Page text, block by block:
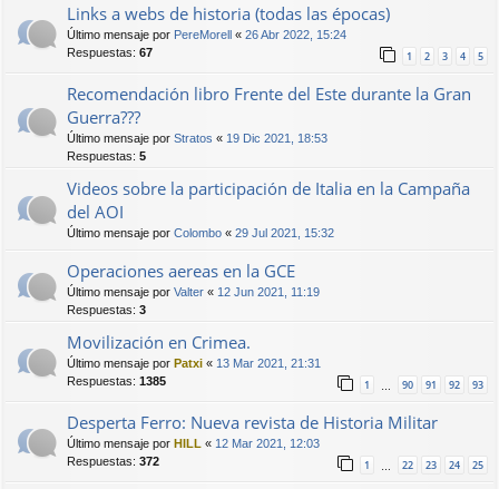
Links a webs de historia (todas las épocas)
Último mensaje por PereMorell « 26 Abr 2022, 15:24
Respuestas: 67 1 2 3 4 5
Recomendación libro Frente del Este durante la Gran
Guerra???
Último mensaje por Stratos « 19 Dic 2021, 18:53
Respuestas: 5
Videos sobre la participación de Italia en la Campaña
del AOI
Último mensaje por Colombo « 29 Jul 2021, 15:32
Operaciones aereas en la GCE
Último mensaje por Valter « 12 Jun 2021, 11:19
Respuestas: 3
Movilización en Crimea.
Último mensaje por Patxi « 13 Mar 2021, 21:31
Respuestas: 1385 1 90 91 92 93
Desperta Ferro: Nueva revista de Historia Militar
Último mensaje por HILL « 12 Mar 2021, 12:03
Respuestas: 372 1 22 23 24 25